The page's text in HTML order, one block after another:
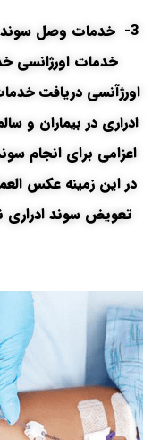
3- خدمات وصل سوند
خدمات اورژانسی
اورژآنسی دریافت
ادراری در بیماران و
اعزامی برای انجام
در این زمینه عکس
تعویض سوند ادراری